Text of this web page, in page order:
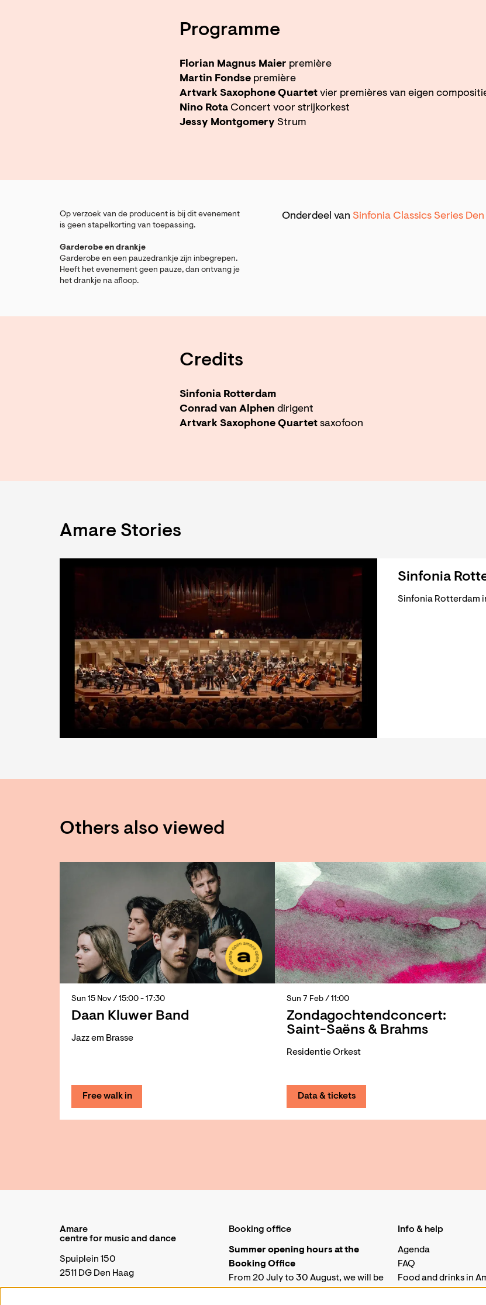
Programme
Florian Magnus Maier première
Martin Fondse première
Artvark Saxophone Quartet vier premières van eigen
Nino Rota Concert voor strijkorkest
Jessy Montgomery Strum
Onderdeel van Sinfonia Classics Series
Op verzoek van de producent is bij dit evenement
is geen stapelkorting van toepassing.
Garderobe en drankje
Garderobe en een pauzedrankje zijn inbegrepen.
Heeft het evenement geen pauze, dan ontvang je
het drankje na afloop.
Credits
Sinfonia Rotterdam
Conrad van Alphen dirigent
Artvark Saxophone Quartet saxofoon
Amare Stories
Sinfonia
Sinfonia Rotterdam
Others also viewed
Daan Kluwer Band
Jazz em Brasse
Sun 15 Nov / 15:00 - 17:30
Free walk in
Zondagochtendconcert:
Saint-Saëns & Brahms
Residentie Orkest
Sun 7 Feb / 11:00
Data & tickets
Amare
centre for music and dance
Spuiplein 150
2511 DG Den Haag
Booking office
Summer opening hours at the
Booking Office
From 20 July to 30 August, we will be
Info & help
Agenda
FAQ
Food and drinks in